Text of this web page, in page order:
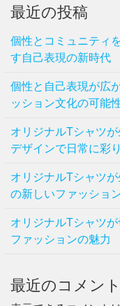
最近の投稿
個性とコミュニティ
す自己表現の新時代
個性と自己表現が広
ッション文化の可能
オリジナルTシャツ
デザインで日常に彩
オリジナルTシャツ
の新しいファッショ
オリジナルTシャツ
ファッションの魅力
最近のコメント